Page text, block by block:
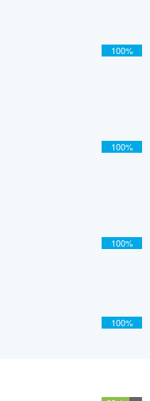
100%
100%
100%
100%